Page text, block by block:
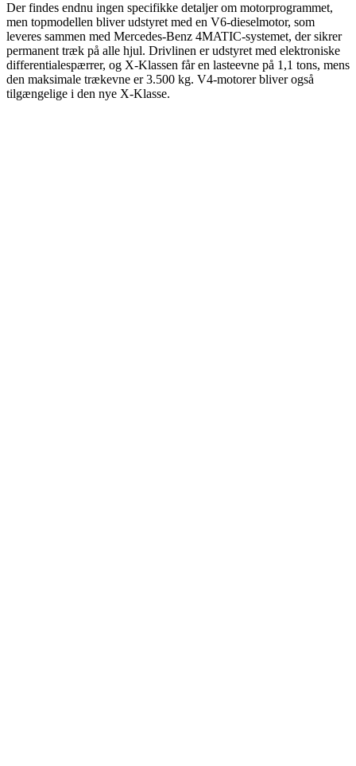
Der findes endnu ingen specifikke detaljer om motorprogrammet,
men topmodellen bliver udstyret med en V6-dieselmotor, som
leveres sammen med Mercedes-Benz 4MATIC-systemet, der sikrer
permanent træk på alle hjul. Drivlinen er udstyret med elektroniske
differentialespærrer, og X-Klassen får en lasteevne på 1,1 tons, mens
den maksimale trækevne er 3.500 kg. V4-motorer bliver også
tilgængelige i den nye X-Klasse.